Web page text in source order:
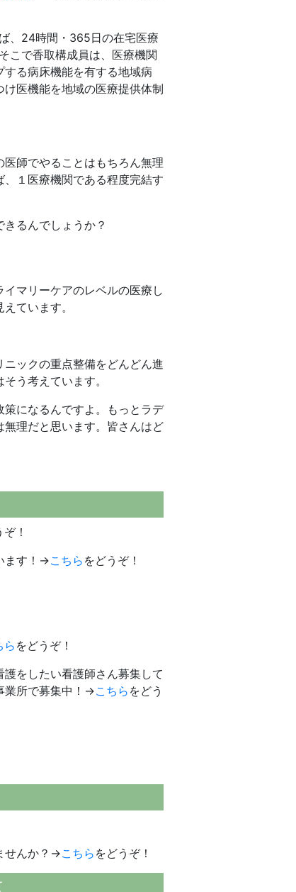
、24時間・365日の在宅医療
こで香取構成員は、医療機関
る病床機能を有する地域病
医機能を地域の医療提供体制
師でやることはもちろん無理
１医療機関である程度完結す
るんでしょうか？
マリーケアのレベルの医療し
ています。
ックの重点整備をどんどん進
う考えています。
になるんですよ。もっとラデ
理だと思います。皆さんはど
！
ます！→こちら をどうぞ！
らをどうぞ！
をしたい看護師さん募集して
業所で募集中！→こちら をどう
せんか？→こちら をどうぞ！